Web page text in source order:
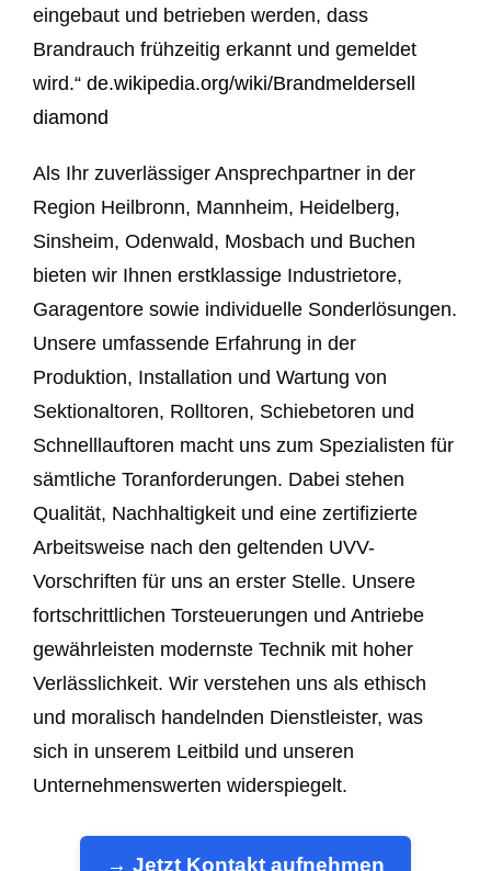
eingebaut und betrieben werden, dass
Brandrauch frühzeitig erkannt und gemeldet
wird.“ de.wikipedia.org/wiki/Brandmeldersell
diamond
Als Ihr zuverlässiger Ansprechpartner in der
Region Heilbronn, Mannheim, Heidelberg,
Sinsheim, Odenwald, Mosbach und Buchen
bieten wir Ihnen erstklassige Industrietore,
Garagentore sowie individuelle Sonderlösungen.
Unsere umfassende Erfahrung in der
Produktion, Installation und Wartung von
Sektionaltoren, Rolltoren, Schiebetoren und
Schnelllauftoren macht uns zum Spezialisten für
sämtliche Toranforderungen. Dabei stehen
Qualität, Nachhaltigkeit und eine zertifizierte
Arbeitsweise nach den geltenden UVV-
Vorschriften für uns an erster Stelle. Unsere
fortschrittlichen Torsteuerungen und Antriebe
gewährleisten modernste Technik mit hoher
Verlässlichkeit. Wir verstehen uns als ethisch
und moralisch handelnden Dienstleister, was
sich in unserem Leitbild und unseren
Unternehmenswerten widerspiegelt.
→ Jetzt Kontakt aufnehmen